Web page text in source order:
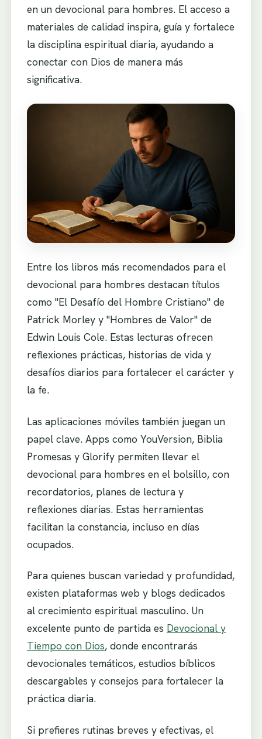
en un devocional para hombres. El acceso a
materiales de calidad inspira, guía y fortalece
la disciplina espiritual diaria, ayudando a
conectar con Dios de manera más
significativa.
Entre los libros más recomendados para el
devocional para hombres destacan títulos
como "El Desafío del Hombre Cristiano" de
Patrick Morley y "Hombres de Valor" de
Edwin Louis Cole. Estas lecturas ofrecen
reflexiones prácticas, historias de vida y
desafíos diarios para fortalecer el carácter y
la fe.
Las aplicaciones móviles también juegan un
papel clave. Apps como YouVersion, Biblia
Promesas y Glorify permiten llevar el
devocional para hombres en el bolsillo, con
recordatorios, planes de lectura y
reflexiones diarias. Estas herramientas
facilitan la constancia, incluso en días
ocupados.
Para quienes buscan variedad y profundidad,
existen plataformas web y blogs dedicados
al crecimiento espiritual masculino. Un
excelente punto de partida es Devocional y
Tiempo con Dios, donde encontrarás
devocionales temáticos, estudios bíblicos
descargables y consejos para fortalecer la
práctica diaria.
Si prefieres rutinas breves y efectivas, el